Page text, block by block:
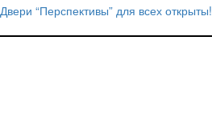
Двери “Перспективы” для всех открыты!